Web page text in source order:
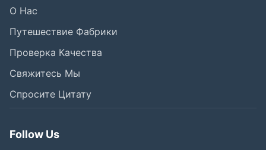
О Нас
Путешествие Фабрики
Проверка Качества
Свяжитесь Мы
Спросите Цитату
Follow Us